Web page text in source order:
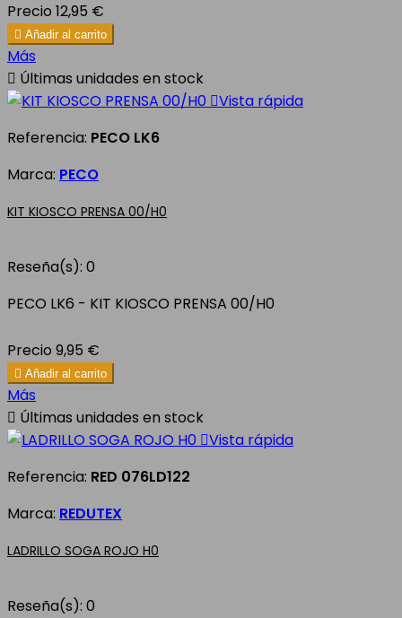
Precio 12,95 €
 Añadir al carrito
Más
 Últimas unidades en stock
Vista rápida
Referencia: PECO LK6
Marca: PECO
KIT KIOSCO PRENSA 00/H0
Reseña(s): 0
PECO LK6 - KIT KIOSCO PRENSA 00/H0
Precio 9,95 €
 Añadir al carrito
Más
 Últimas unidades en stock
Vista rápida
Referencia: RED 076LD122
Marca: REDUTEX
LADRILLO SOGA ROJO H0
Reseña(s): 0